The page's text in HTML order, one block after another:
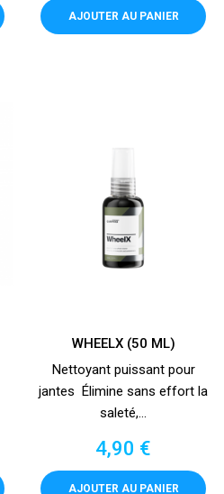
AJOUTER AU PANIER
WHEELX (50 ML)
Nettoyant puissant pour
jantes Élimine sans effort la
saleté,...
Prix
4,90 €
AJOUTER AU PANIER